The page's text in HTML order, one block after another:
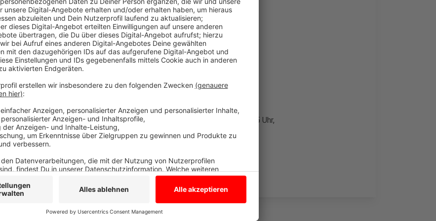
Der Kontakt
Anzeige
Das Zeugnistelefon ist geschaltet:
Vom 26. Januar bis zum einschließlich 30. Januar 2024
Wochentags in der Zeit von 10 bis 12 Uhr sowie von 13 bis 15 Uhr,
Die Nummer0251 411-4199.